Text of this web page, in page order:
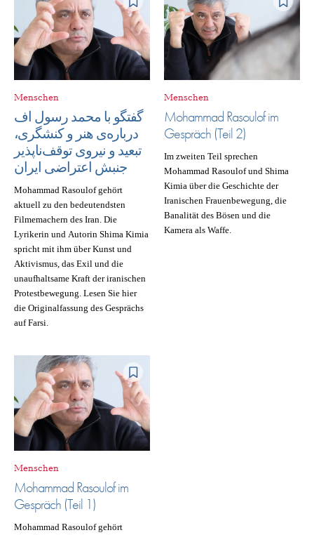
Menschen
گفتگو با محمد رسول اف
درباره‌ی هنر و کنشگری،
تبعید و نیروی توقف‌ناپذیر
جنبش اعتراضی ایران
Mohammad Rasoulof gehört
aktuell zu den bedeutendsten
Filmemachern des Iran. Die
Lyrikerin und Autorin Shima Kimia
spricht mit ihm über Kunst und
Aktivismus, das Exil und die
unaufhaltsame Kraft der iranischen
Protestbewegung. Lesen Sie hier
die Originalfassung des Gesprächs
auf Farsi.
Menschen
Mohammad Rasoulof im
Gespräch (Teil 2)
Im zweiten Teil sprechen
Mohammad Rasoulof und Shima
Kimia über die Geschichte der
Iranischen Frauenbewegung, die
Banalität des Bösen und die
Kamera als Waffe.
Menschen
Mohammad Rasoulof im
Gespräch (Teil 1)
Mohammad Rasoulof gehört